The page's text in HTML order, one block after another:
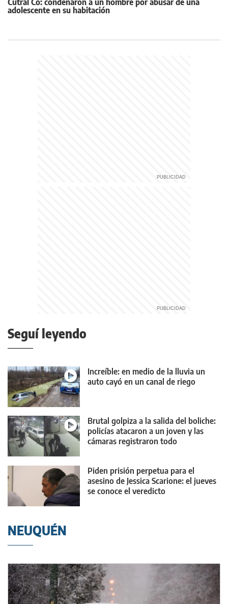
adolescente en su habitación
Seguí leyendo
Increíble: en medio de la lluvia un
auto cayó en un canal de riego
Brutal golpiza a la salida del boliche:
policías atacaron a un joven y las
cámaras registraron todo
Piden prisión perpetua para el
asesino de Jessica Scarione: el jueves
se conoce el veredicto
NEUQUÉN